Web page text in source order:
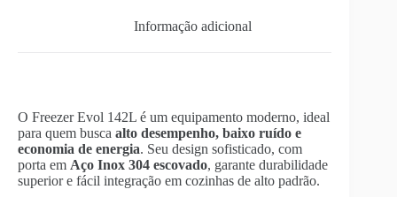
Informação adicional
O Freezer Evol 142L é um equipamento moderno, ideal
para quem busca alto desempenho, baixo ruído e
economia de energia. Seu design sofisticado, com
porta em Aço Inox 304 escovado, garante durabilidade
superior e fácil integração em cozinhas de alto padrão.